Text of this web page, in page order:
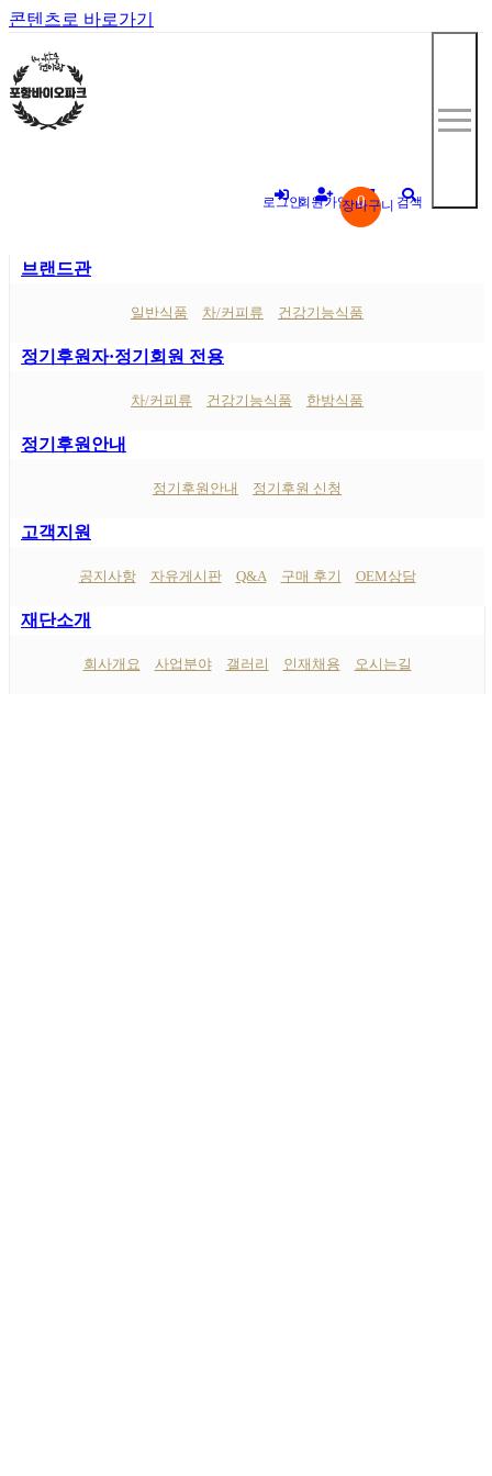
콘텐츠로 바로가기
로그인회원가입 0
장바구니 검색
브랜드관
일반식품 차/커피류 건강기능식품
정기후원자·정기회원 전용
차/커피류 건강기능식품 한방식품
정기후원안내
정기후원안내 정기후원 신청
고객지원
공지사항 자유게시판 Q&A 구매 후기 OEM상담
재단소개
회사개요 사업분야 갤러리 인재채용 오시는길